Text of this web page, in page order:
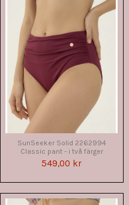
SunSeeker Solid 2262994
Classic pant - i två färger
549,00 kr